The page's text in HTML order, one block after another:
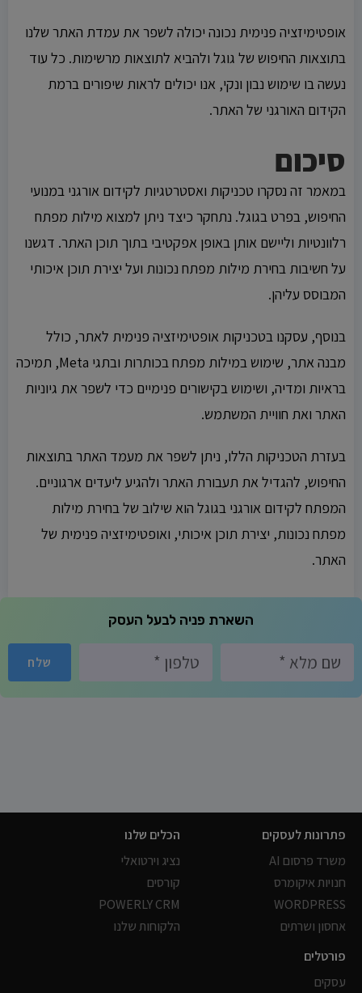
אופטימיזציה פנימית נכונה יכולה לשפר את עמדת האתר שלנו
בתוצאות החיפוש של גוגל ולהביא לתוצאות מרשימות. כל עוד
נעשה בו שימוש נבון ונקי, אנו יכולים לראות שיפורים ברמת
הקידום האורגני של האתר.
סיכום
במאמר זה נסקרו טכניקות ואסטרטגיות לקידום אורגני במנועי
החיפוש, בפרט בגוגל. נתחקר כיצד ניתן למצוא מילות מפתח
רלוונטיות וליישם אותן באופן אפקטיבי בתוך תוכן האתר. דגשנו
על חשיבות בחירת מילות מפתח נכונות ועל יצירת תוכן איכותי
המבוסס עליהן.
בנוסף, עסקנו בטכניקות אופטימיזציה פנימית לאתר, כולל
מבנה אתר, שימוש במילות מפתח בכותרות ובתגי Meta, תמיכה
בראיות ומדיה, ושימוש בקישורים פנימיים כדי לשפר את גיוניות
האתר ואת חוויית המשתמש.
בעזרת הטכניקות הללו, ניתן לשפר את מעמד האתר בתוצאות
החיפוש, להגדיל את תעבורת האתר ולהגיע ליעדים ארגוניים.
המפתח לקידום אורגני בגוגל הוא שילוב של בחירת מילות
מפתח נכונות, יצירת תוכן איכותי, ואופטימיזציה פנימית של
האתר.
השארת פניה לבעל העסק
שלח
פתרונות לעסקים
משרד פרסום AI
חנויות איקומרס
WORDPRESS
אחסון ושרתים
הכלים שלנו
נציג וירטואלי
קורסים
POWERLY CRM
הלקוחות שלנו
פורטלים
עסקים